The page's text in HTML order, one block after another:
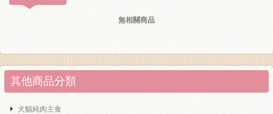
無相關商品
其他商品分類
犬貓純肉主食